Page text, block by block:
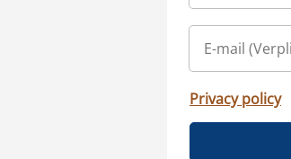
Privacy policy